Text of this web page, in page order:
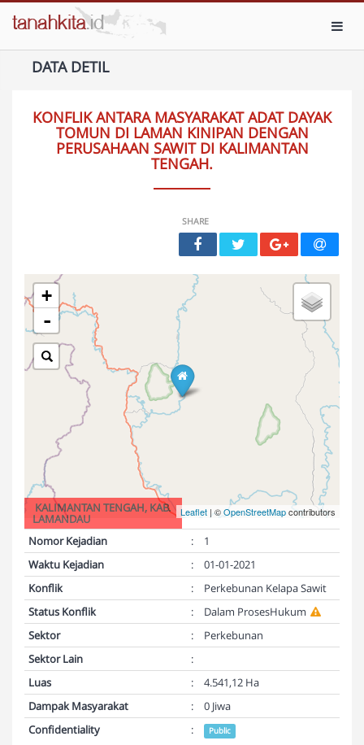
DATA DETIL
KONFLIK ANTARA MASYARAKAT ADAT DAYAK
TOMUN DI LAMAN KINIPAN DENGAN
PERUSAHAAN SAWIT DI KALIMANTAN
TENGAH.
SHARE
+
-
Leaflet | ©OpenStreetMapcontributors
KALIMANTAN TENGAH, KAB.
LAMANDAU
Nomor Kejadian
:
1
Waktu Kejadian
:
01-01-2021
Konflik
:
Perkebunan Kelapa Sawit
Status Konflik
:
Dalam ProsesHukum
Sektor
:
Perkebunan
Sektor Lain
:
Luas
:
4.541,12 Ha
Dampak Masyarakat
:
0 Jiwa
Confidentiality
: Public